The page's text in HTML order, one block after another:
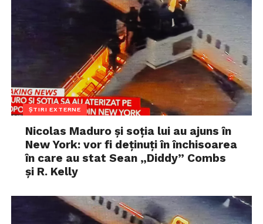
ȘTIRI EXTERNE
Nicolas Maduro și soția lui au ajuns în
New York: vor fi deținuți în închisoarea
în care au stat Sean „Diddy” Combs
și R. Kelly